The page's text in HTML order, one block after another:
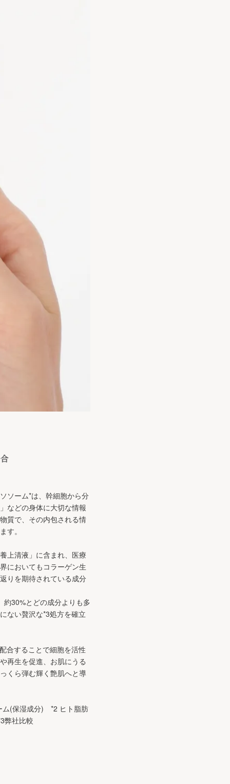
ソーム*は、幹細胞から分
などの身体に大切な情報
質で、その内包される情
す。
上清液」に含まれ、医療
においてもコラーゲン生
りを期待されている成分
約30%とどの成分よりも多
ない贅沢な*3処方を確立
合することで細胞を活性
再生を促進、お肌にうる
くら弾む輝く艶肌へと導
ム(保湿成分) *2 ヒト脂肪
弊社比較